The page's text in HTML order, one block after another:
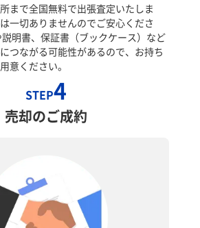
まで全国無料で出張査定いたしま
一切ありませんのでご安心くださ
明書、保証書（ブックケース）など
つながる可能性があるので、お持ち
意ください。
STEP4
売却のご成約